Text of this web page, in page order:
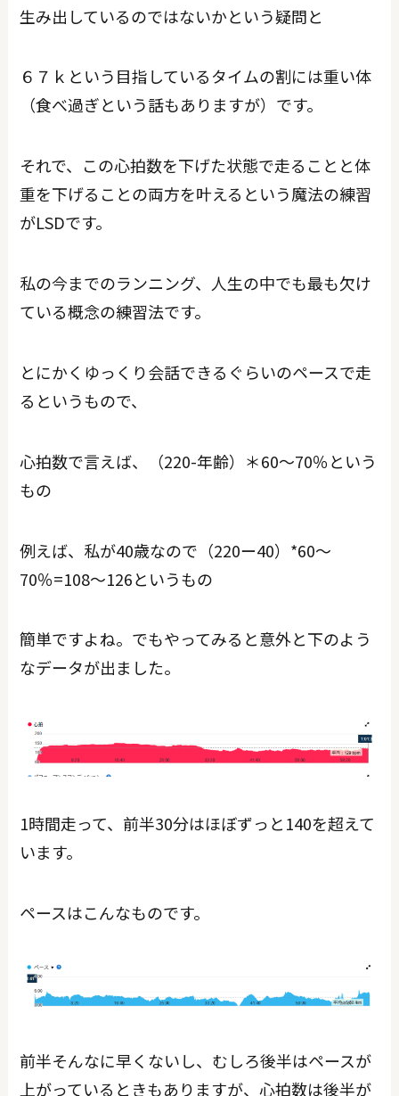
生み出しているのではないかという疑問と
６７ｋという目指しているタイムの割には重い体
（食べ過ぎという話もありますが）です。
それで、この心拍数を下げた状態で走ることと体
重を下げることの両方を叶えるという魔法の練習
がLSDです。
私の今までのランニング、人生の中でも最も欠け
ている概念の練習法です。
とにかくゆっくり会話できるぐらいのペースで走
るというもので、
心拍数で言えば、（220-年齢）＊60～70％という
もの
例えば、私が40歳なので（220ー40）*60～
70％=108～126というもの
簡単ですよね。でもやってみると意外と下のよう
なデータが出ました。
1時間走って、前半30分はほぼずっと140を超えて
います。
ペースはこんなものです。
前半そんなに早くないし、むしろ後半はペースが
上がっているときもありますが、心拍数は後半が